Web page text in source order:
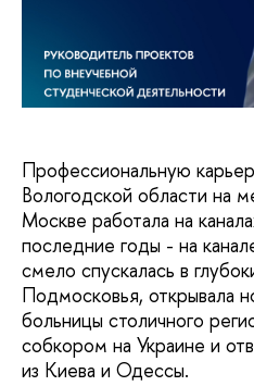
Профессиональную
Вологодской области на
Москве работала на
последние годы - на
смело спускалась в
Подмосковья, открывала
больницы столичного
собкором на Украине и
из Киева и Одессы.